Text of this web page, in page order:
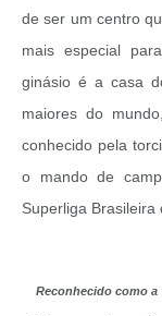
de ser um centro
mais especial
ginásio é a casa
maiores do
conhecido pela
o mando de
Superliga Brasileira
Reconhecido como a